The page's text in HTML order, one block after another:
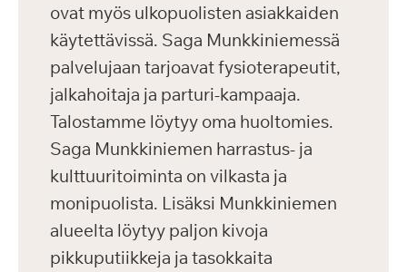
ovat myös ulkopuolisten asiakkaiden
käytettävissä. Saga Munkkiniemessä
palvelujaan tarjoavat fysioterapeutit,
jalkahoitaja ja parturi-kampaaja.
Talostamme löytyy oma huoltomies.
Saga Munkkiniemen harrastus- ja
kulttuuritoiminta on vilkasta ja
monipuolista. Lisäksi Munkkiniemen
alueelta löytyy paljon kivoja
pikkuputiikkeja ja tasokkaita